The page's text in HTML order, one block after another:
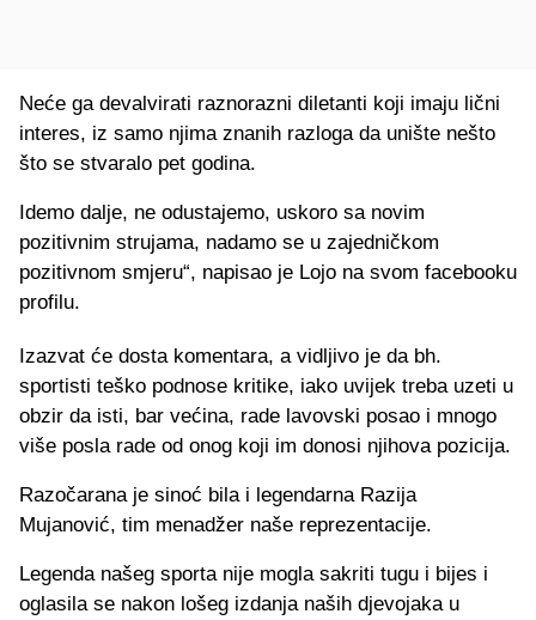
Neće ga devalvirati raznorazni diletanti koji imaju lični
interes, iz samo njima znanih razloga da unište nešto
što se stvaralo pet godina.
Idemo dalje, ne odustajemo, uskoro sa novim
pozitivnim strujama, nadamo se u zajedničkom
pozitivnom smjeru“, napisao je Lojo na svom facebooku
profilu.
Izazvat će dosta komentara, a vidljivo je da bh.
sportisti teško podnose kritike, iako uvijek treba uzeti u
obzir da isti, bar većina, rade lavovski posao i mnogo
više posla rade od onog koji im donosi njihova pozicija.
Razočarana je sinoć bila i legendarna Razija
Mujanović, tim menadžer naše reprezentacije.
Legenda našeg sporta nije mogla sakriti tugu i bijes i
oglasila se nakon lošeg izdanja naših djevojaka u